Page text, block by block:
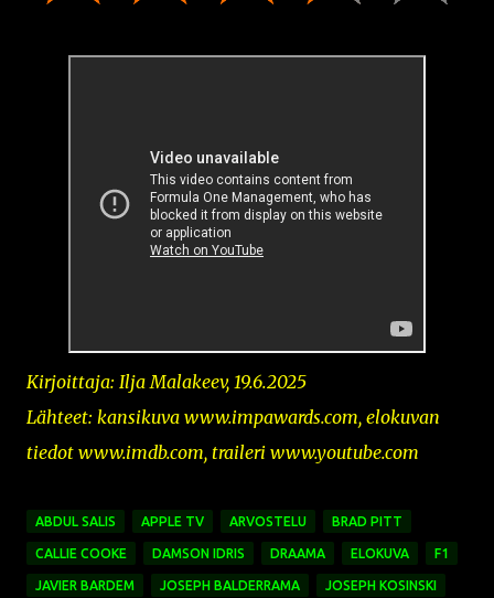
Kirjoittaja: Ilja Malakeev, 19.6.2025
Lähteet: kansikuva www.impawards.com, elokuvan
tiedot www.imdb.com, traileri www.youtube.com
ABDUL SALIS APPLE TV ARVOSTELU BRAD PITT
CALLIE COOKE DAMSON IDRIS DRAAMA ELOKUVA F1
JAVIER BARDEM JOSEPH BALDERRAMA JOSEPH KOSINSKI